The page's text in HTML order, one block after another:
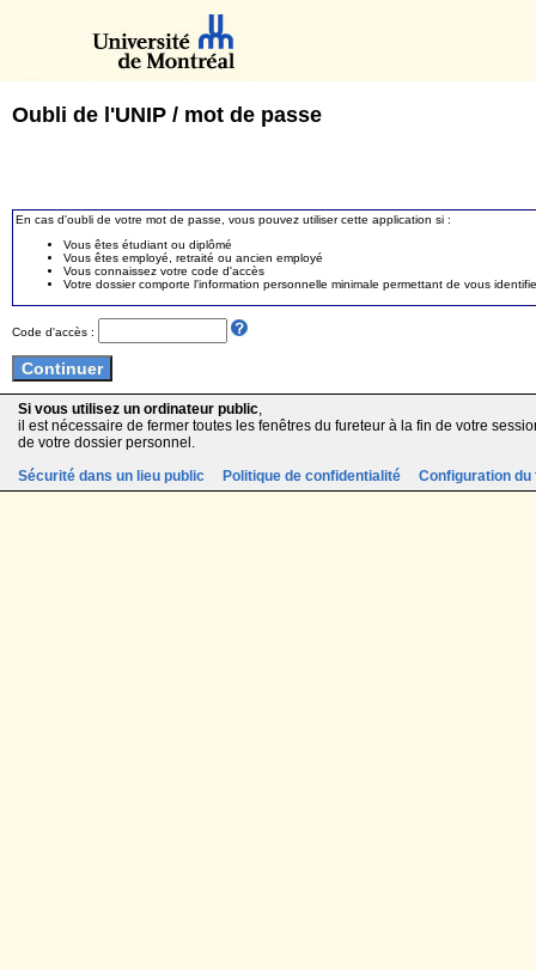
Oubli de l'UNIP / mot de passe
En cas d'oubli de votre mot de passe, vous pouvez utiliser cette application si :
Vous êtes étudiant ou diplômé
Vous êtes employé, retraité ou ancien employé
Vous connaissez votre code d'accès
Votre dossier comporte l'information personnelle minimale permettant de vous
Code d'accès :
Si vous utilisez un ordinateur public,
il est nécessaire de fermer toutes les fenêtres du fureteur à la fin de votre
de votre dossier personnel.
Sécurité dans un lieu public
Politique de confidentialité Configuration du